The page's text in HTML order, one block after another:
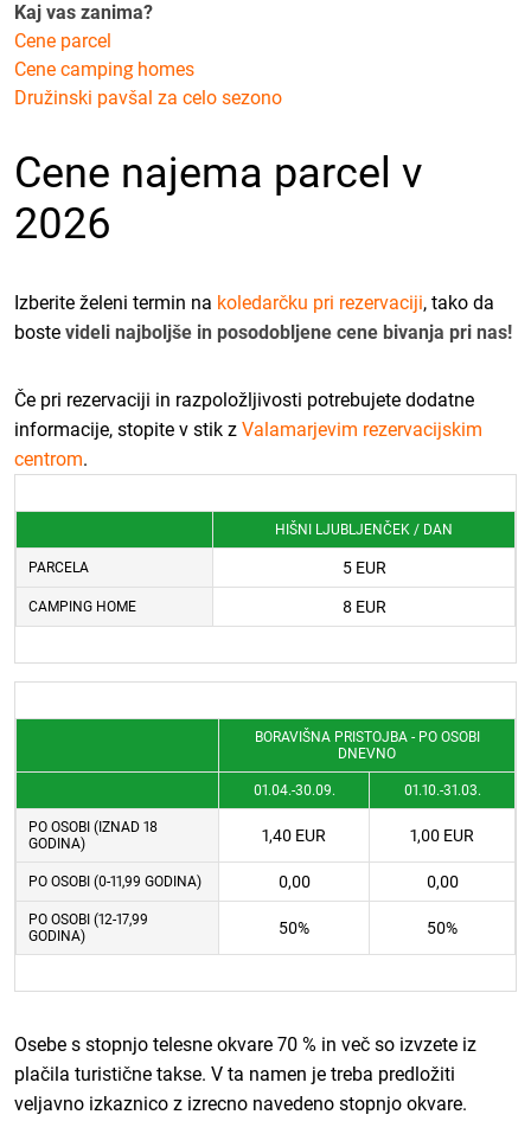
Kaj vas zanima?
Cene parcel
Cene camping homes
Družinski pavšal za celo sezono
Cene najema parcel v
2026
Izberite želeni termin na koledarčku pri rezervaciji, tako da
boste videli najboljše in posodobljene cene bivanja pri nas!
Če pri rezervaciji in razpoložljivosti potrebujete dodatne
informacije, stopite v stik z Valamarjevim rezervacijskim
centrom.
HIŠNI LJUBLJENČEK / DAN
PARCELA 5 EUR
CAMPING HOME 8 EUR
BORAVIŠNA PRISTOJBA - PO OSOBI
DNEVNO
01.04.-30.09. 01.10.-31.03.
PO OSOBI (IZNAD 18
GODINA)
1,40 EUR 1,00 EUR
PO OSOBI (0-11,99 GODINA) 0,00 0,00
PO OSOBI (12-17,99
GODINA)
50% 50%
Osebe s stopnjo telesne okvare 70 % in več so izvzete iz
plačila turistične takse. V ta namen je treba predložiti
veljavno izkaznico z izrecno navedeno stopnjo okvare.